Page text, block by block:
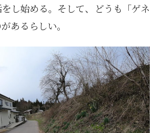
し始める。そして、どうも「ゲネ
あるらしい。